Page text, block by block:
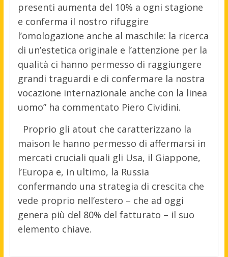
presenti aumenta del 10% a ogni stagione
e conferma il nostro rifuggire
l’omologazione anche al maschile: la ricerca
di un’estetica originale e l’attenzione per la
qualità ci hanno permesso di raggiungere
grandi traguardi e di confermare la nostra
vocazione internazionale anche con la linea
uomo” ha commentato Piero Cividini.
Proprio gli atout che caratterizzano la
maison le hanno permesso di affermarsi in
mercati cruciali quali gli Usa, il Giappone,
l’Europa e, in ultimo, la Russia
confermando una strategia di crescita che
vede proprio nell’estero – che ad oggi
genera più del 80% del fatturato – il suo
elemento chiave.